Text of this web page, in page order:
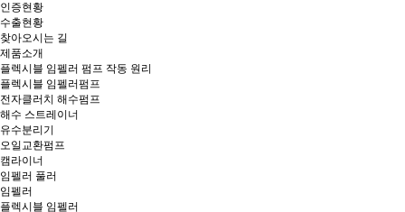
인증현황
수출현황
찾아오시는 길
제품소개
플렉시블 임펠러 펌프 작동 원리
플렉시블 임펠러펌프
전자클러치 해수펌프
해수 스트레이너
유수분리기
오일교환펌프
캠라이너
임펠러 풀러
임펠러
플렉시블 임펠러